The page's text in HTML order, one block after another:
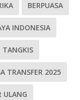
BERPUASA
INDONESIA
TANGKIS
TRANSFER 2025
ULANG